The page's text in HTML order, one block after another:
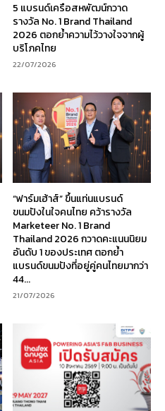
5 แบรนด์เครือสหพัฒน์กวาด
รางวัล No. 1 Brand Thailand
2026 ตอกย้ำความไว้วางใจจากผู้
บริโภคไทย
22/07/2026
“ฟาร์มเฮ้าส์” ขึ้นแท่นแบรนด์
ขนมปังในใจคนไทย คว้ารางวัล
Marketeer No. 1 Brand
Thailand 2026 กวาดคะแนนนิยม
อันดับ 1 ของประเทศ ตอกย้ำ
แบรนด์ขนมปังที่อยู่คู่คนไทยมากว่า
44...
21/07/2026